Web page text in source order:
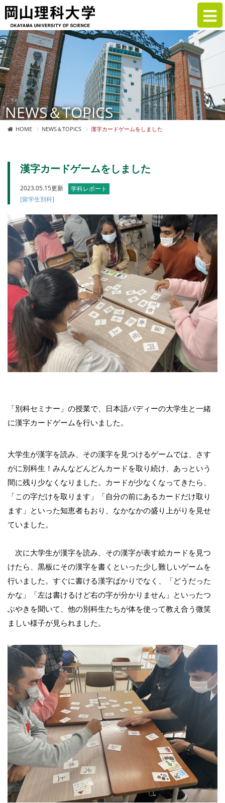
NEWS＆TOPICS
HOME NEWS＆TOPICS 漢字カードゲームをしました
漢字カードゲームをしました
2023.05.15更新
学科レポート
[留学生別科]
「別科セミナー」の授業で、日本語バディーの大学生と一緒
に漢字カードゲームを行いました。
大学生が漢字を読み、その漢字を見つけるゲームでは、さす
がに別科生！みんなどんどんカードを取り続け、あっという
間に残り少なくなりました。カードが少なくなってきたら、
「この字だけを取ります」「自分の前にあるカードだけ取り
ます」といった知恵者もおり、なかなかの盛り上がりを見せ
ていました。
次に大学生が漢字を読み、その漢字が表す絵カードを見つ
けたら、黒板にその漢字を書くといった少し難しいゲームを
行いました。すぐに書ける漢字ばかりでなく、「どうだった
かな」「左は書けるけど右の字が分かりません」といったつ
ぶやきを聞いて、他の別科生たちが体を使って教え合う微笑
ましい様子が見られました。